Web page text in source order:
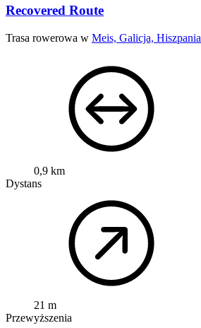
Recovered Route
Trasa rowerowa w Meis, Galicja, Hiszpania
0,9 km
Dystans
21 m
Przewyższenia